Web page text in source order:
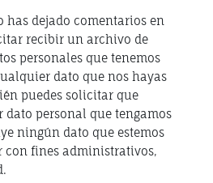
has dejado comentarios en
recibir un archivo de
personales que tenemos
dato que nos hayas
puedes solicitar que
personal que tengamos
ningún dato que estemos
con fines administrativos,